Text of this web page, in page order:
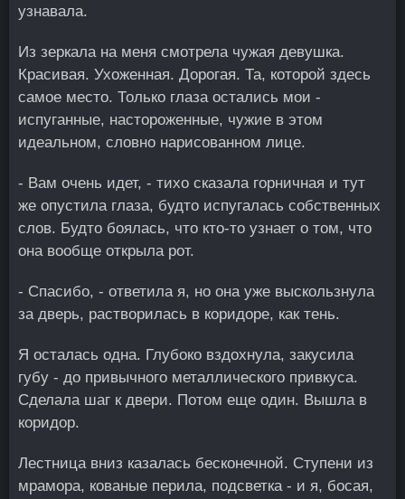
узнавала.
Из зеркала на меня смотрела чужая девушка.
Красивая. Ухоженная. Дорогая. Та, которой здесь
самое место. Только глаза остались мои -
испуганные, настороженные, чужие в этом
идеальном, словно нарисованном лице.
- Вам очень идет, - тихо сказала горничная и тут
же опустила глаза, будто испугалась собственных
слов. Будто боялась, что кто-то узнает о том, что
она вообще открыла рот.
- Спасибо, - ответила я, но она уже выскользнула
за дверь, растворилась в коридоре, как тень.
Я осталась одна. Глубоко вздохнула, закусила
губу - до привычного металлического привкуса.
Сделала шаг к двери. Потом еще один. Вышла в
коридор.
Лестница вниз казалась бесконечной. Ступени из
мрамора, кованые перила, подсветка - и я, босая,